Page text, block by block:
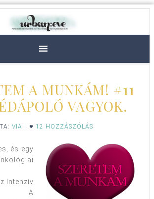
A MUNKÁM! #11
VAGYOK.
VIA 12 HOZZÁSZÓLÁS
és egy
Intenzív
A